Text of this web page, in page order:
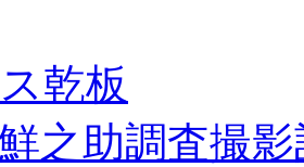
乾板
之助調査撮